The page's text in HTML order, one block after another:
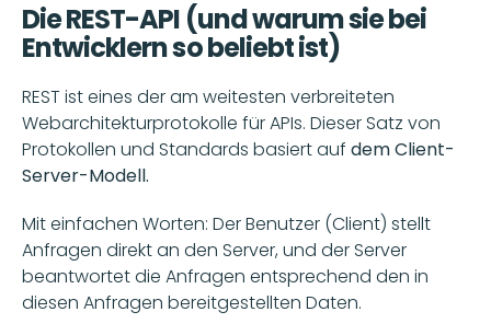
Die REST-API (und warum sie bei
Entwicklern so beliebt ist)
REST ist eines der am weitesten verbreiteten
Webarchitekturprotokolle für APIs. Dieser Satz von
Protokollen und Standards basiert auf dem Client-
Server-Modell.
Mit einfachen Worten: Der Benutzer (Client) stellt
Anfragen direkt an den Server, und der Server
beantwortet die Anfragen entsprechend den in
diesen Anfragen bereitgestellten Daten.